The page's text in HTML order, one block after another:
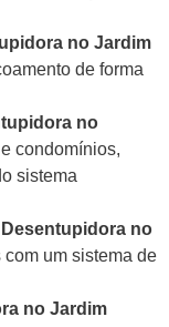
no Jardim
de forma
no
condomínios,
sistema
no
um sistema de
no Jardim